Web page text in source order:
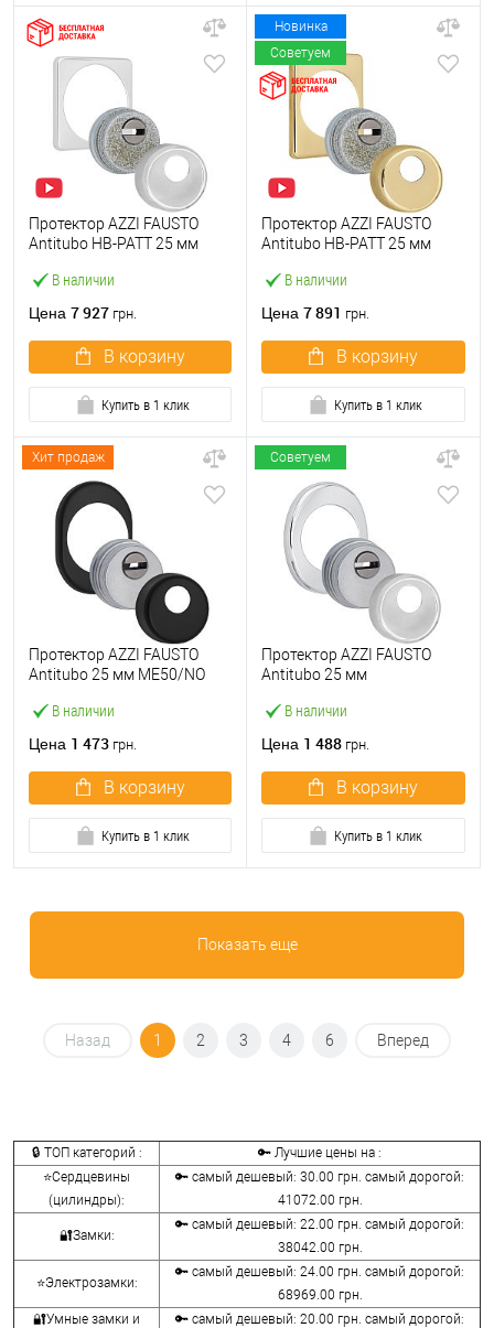
В наличии
Протектор AZZI FAUSTO
Antitubo HB-PATT 25 мм
квадратный хром
Цена 7 927 грн.
В корзину
Купить в 1 клик
Новинка
Советуем
В наличии
Протектор AZZI FAUSTO
Antitubo HB-PATT 25 мм
прямоугольный латунь
Цена 7 891 грн.
В корзину
Купить в 1 клик
Хит продаж
В наличии
Протектор AZZI FAUSTO
Antitubo 25 мм ME50/NO
матовый
Цена 1 473 грн.
В корзину
Купить в 1 клик
Советуем
В наличии
Протектор AZZI FAUSTO
Antitubo 25 мм
широкий полированный
Цена 1 488 грн.
В корзину
Купить в 1 клик
Показать еще
Назад 1 2 3 4 6 Вперед
🔒 ТОП категорий :
🔑 Лучшие цены на :
⭐Сердцевины
(цилиндры):
🔑 самый дешевый: 30.00 грн. самый дорогой:
41072.00 грн.
🔐Замки:
🔑 самый дешевый: 22.00 грн. самый дорогой:
38042.00 грн.
⭐Электрозамки:
🔑 самый дешевый: 24.00 грн. самый дорогой:
68969.00 грн.
🔐Умные замки и
🔑 самый дешевый: 20.00 грн. самый дорогой: